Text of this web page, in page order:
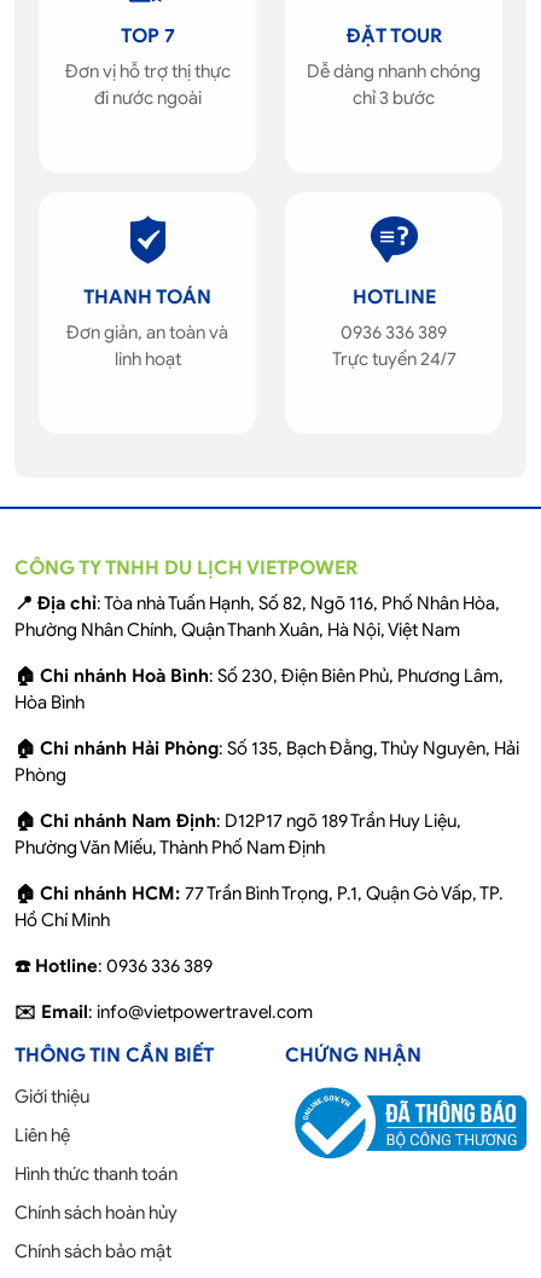
TOP 7
Đơn vị hỗ trợ thị thực
đi nước ngoài
ĐẶT TOUR
Dễ dàng nhanh chóng
chỉ 3 bước
THANH TOÁN
Đơn giản, an toàn và
linh hoạt
HOTLINE
0936 336 389
Trực tuyến 24/7
CÔNG TY TNHH DU LỊCH VIETPOWER
📍 Địa chỉ: Tòa nhà Tuấn Hạnh, Số 82, Ngõ 116, Phố Nhân Hòa,
Phường Nhân Chính, Quận Thanh Xuân, Hà Nội, Việt Nam
🏠 Chi nhánh Hoà Bình: Số 230, Điện Biên Phủ, Phương Lâm,
Hòa Bình
🏠 Chi nhánh Hải Phòng: Số 135, Bạch Đằng, Thủy Nguyên, Hải
Phòng
🏠 Chi nhánh Nam Định: D12P17 ngõ 189 Trần Huy Liệu,
Phường Văn Miếu, Thành Phố Nam Định
🏠 Chi nhánh HCM: 77 Trần Bình Trọng, P.1, Quận Gò Vấp, TP.
Hồ Chí Minh
☎️ Hotline: 0936 336 389
✉️ Email: info@vietpowertravel.com
THÔNG TIN CẦN BIẾT
Giới thiệu
Liên hệ
Hình thức thanh toán
Chính sách hoàn hủy
Chính sách bảo mật
CHỨNG NHẬN